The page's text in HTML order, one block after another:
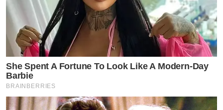
She Spent A Fortune To Look Like A Modern-Day
Barbie
BRAINBERRIES